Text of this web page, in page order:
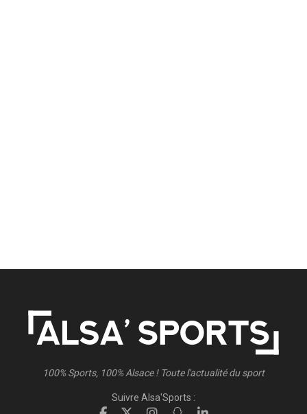
100% Sports, 100% Alsace ! Toute l'actualité du sport
Suivre Alsa'Sports :